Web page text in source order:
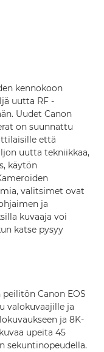
kennokoon
uutta RF -
Uudet Canon
on suunnattu
että
uutta tekniikkaa,
käytön
valitsimet ovat
ja
kuvaaja voi
katse pysyy
Canon EOS
valokuvaajille ja
ja 8K-
upeita 45
sekuntinopeudella.